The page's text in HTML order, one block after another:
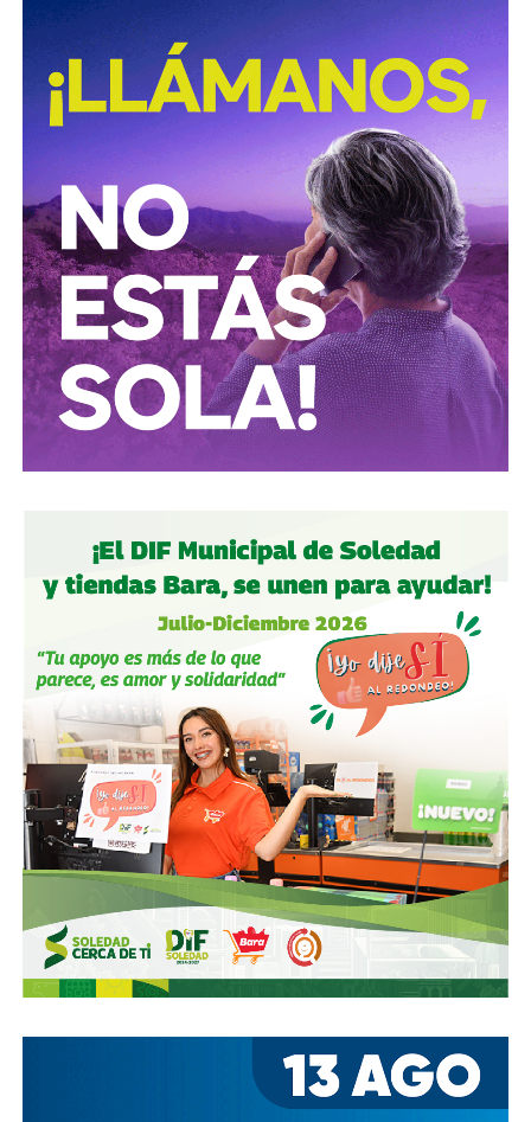
Según la institución, el desmantelamiento de estos
centros clandestinos representa un golpe a las
estructuras logísticas y financieras dedicadas al mercado
ilícito de combustibles, una actividad que genera pérdidas
millonarias para el Estado y representa riesgos para la
infraestructura energética nacional.
Las autoridades señalaron que las investigaciones
continúan para identificar a las personas responsables de
operar estos inmuebles, así como las posibles redes
criminales relacionadas con el procesamiento y
distribución ilegal de combustibles.
También lee:Tangamanga prevé refuerzo con Guardia Civil
tras dos su1c1d10s